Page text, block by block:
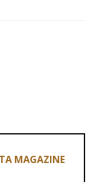
MAGAZINE